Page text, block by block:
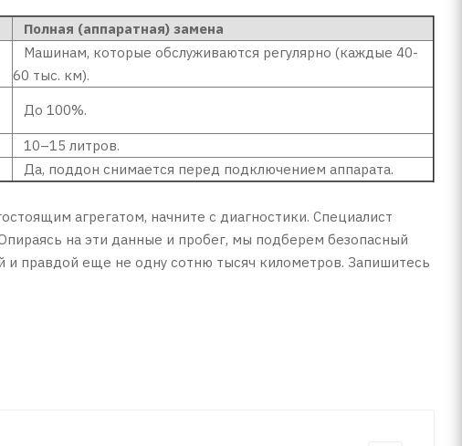
Полная (аппаратная) замена
Машинам, которые обслуживаются регулярно (каждые 40-
60 тыс. км).
До 100%.
10–15 литров.
Да, поддон снимается перед подключением аппарата.
агрегатом, начните с диагностики. Специалист
на эти данные и пробег, мы подберем безопасный
правдой еще не одну сотню тысяч километров. Запишитесь